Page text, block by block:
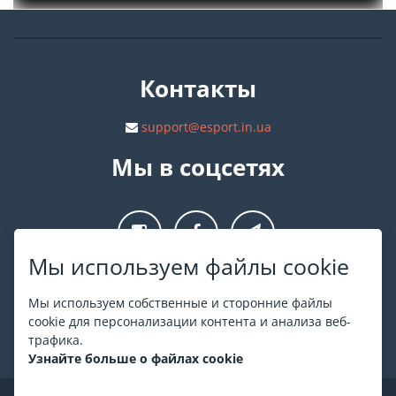
Мы используем файлы cookie
Мы используем собственные и сторонние файлы
cookie для персонализации контента и анализа веб-
трафика.
Узнайте больше о файлах cookie
Контакты
support@esport.in.ua
Мы в соцсетях
О ESPORT.in.ua
На ESPORT.in.ua представлена афиша Киева и других
городов Украины. Все билеты продаются официально. Мы
работаем непосредственно с кассами.